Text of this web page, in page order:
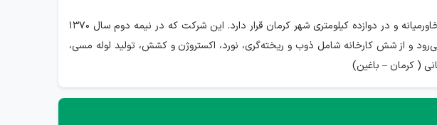
معرفی شرکت صنایع مس شهید باهنر کرمان شرکت صنایع مس شهید باهنر، در نزدیکی بزرگترین معادن مس خاورمیانه و در دوازده کیلومتری شهر کرمان قرار دارد. این شرکت که در نیمه دوم سال ۱۳۷۰
و از شش کارخانه شامل ذوب و ریخته‌گری، نورد، اکستروژن و کشش، تولید لوله مسی،